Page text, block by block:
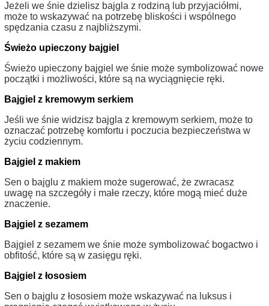
Jeżeli we śnie dzielisz bajgla z rodziną lub przyjaciółmi,
może to wskazywać na potrzebę bliskości i wspólnego
spędzania czasu z najbliższymi.
Świeżo upieczony bajgiel
Świeżo upieczony bajgiel we śnie może symbolizować nowe
początki i możliwości, które są na wyciągnięcie ręki.
Bajgiel z kremowym serkiem
Jeśli we śnie widzisz bajgla z kremowym serkiem, może to
oznaczać potrzebę komfortu i poczucia bezpieczeństwa w
życiu codziennym.
Bajgiel z makiem
Sen o bajglu z makiem może sugerować, że zwracasz
uwagę na szczegóły i małe rzeczy, które mogą mieć duże
znaczenie.
Bajgiel z sezamem
Bajgiel z sezamem we śnie może symbolizować bogactwo i
obfitość, które są w zasięgu ręki.
Bajgiel z łososiem
Sen o bajglu z łososiem może wskazywać na luksus i